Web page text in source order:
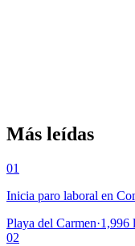
Más leídas
01
Inicia paro laboral en
Playa del Carmen·1,996
02